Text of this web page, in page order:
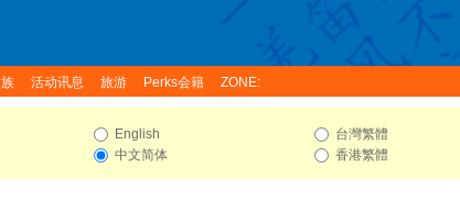
活动讯息 旅游 Perks会籍 ZONE:
English
中文简体
台灣繁體
香港繁體